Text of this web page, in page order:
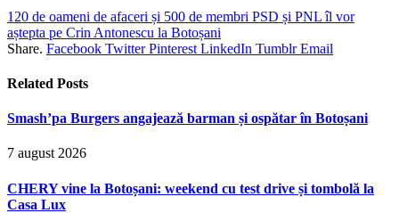
120 de oameni de afaceri și 500 de membri PSD și PNL îl vor
aștepta pe Crin Antonescu la Botoșani
Share. Facebook Twitter Pinterest LinkedIn Tumblr Email
Related Posts
Smash’pa Burgers angajează barman și ospătar în Botoșani
7 august 2026
CHERY vine la Botoșani: weekend cu test drive și tombolă la
Casa Lux